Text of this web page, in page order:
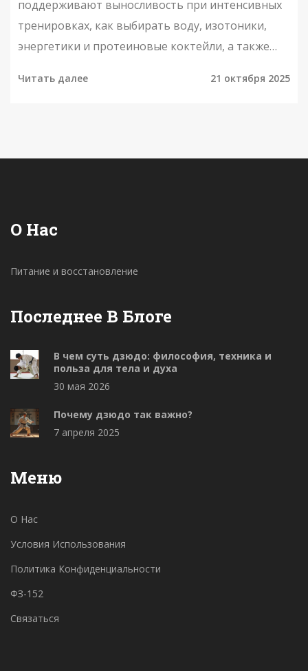
поддерживают выносливость при интенсивных
тренировках, как выбирать воду, изотоники,
энергетики и протеиновые коктейли, а также
Читать далее 21 октября 2025
О Нас
Питание и восстановление
Последнее В Блоге
В чем суть дзюдо: философия, техника и
польза для тела и духа
30 мая 2026
Почему дзюдо так важно?
7 апреля 2025
Меню
О Нас
Условия Использования
Политика Конфиденциальности
ФЗ-152
Связаться